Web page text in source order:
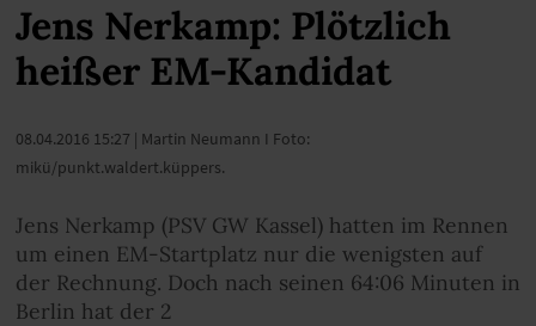
Jens Nerkamp: Plötzlich
heißer EM-Kandidat
08.04.2016 15:27 | Martin Neumann I Foto:
mikü/punkt.waldert.küppers.
Jens Nerkamp (PSV GW Kassel) hatten im Rennen
um einen EM-Startplatz nur die wenigsten auf
der Rechnung. Doch nach seinen 64:06 Minuten in
Berlin hat der 2